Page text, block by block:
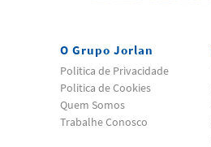
O Grupo Jorlan
Politica de Privacidade
Politica de Cookies
Quem Somos
Trabalhe Conosco